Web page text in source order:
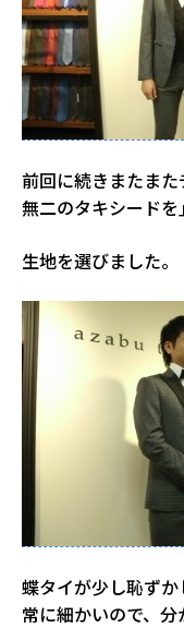
前回に続きまたま
無二のタキシード
生地を選びました。
蝶タイが少し恥ず
常に細かいので、分